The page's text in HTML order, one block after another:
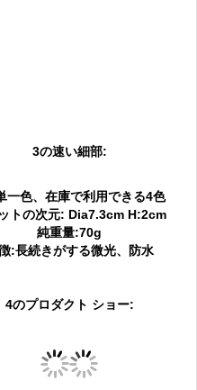
3の速い細部:
一色、在庫で利用できる4色
トの次元: Dia7.3cm H:2cm
純重量:70g
:長続きがする微光、防水
4のプロダクト ショー: